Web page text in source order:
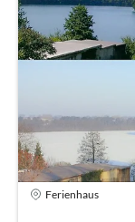
Ferienhaus